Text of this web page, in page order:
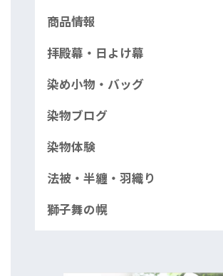
商品情報
拝殿幕・日よけ幕
染め小物・バッグ
染物ブログ
染物体験
法被・半纏・羽織り
獅子舞の幌